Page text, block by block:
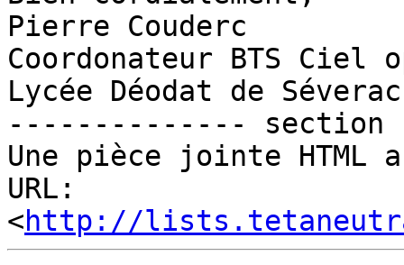
Pierre Couderc
Coordonateur BTS Ciel
Lycée Déodat de
-------------- section
Une pièce jointe
URL:
<http://